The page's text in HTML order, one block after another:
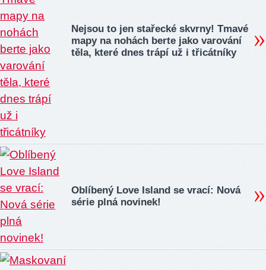
Nejsou to jen stařecké skvrny! Tmavé
mapy na nohách berte jako varování
těla, které dnes trápí už i třicátníky
Oblíbený Love Island se vrací: Nová
série plná novinek!